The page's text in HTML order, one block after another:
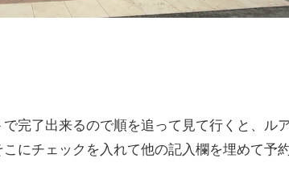
完了出来るので順を追って見て行くと、ル
にチェックを入れて他の記入欄を埋めて予